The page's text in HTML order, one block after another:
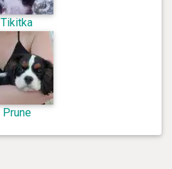
Tikitka
Prune